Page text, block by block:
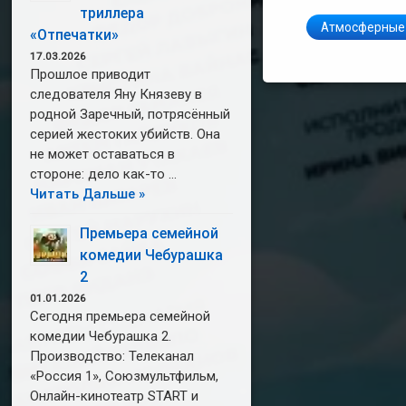
триллера
«Отпечатки»
17.03.2026
Прошлое приводит
следователя Яну Князеву в
родной Заречный, потрясённый
серией жестоких убийств. Она
не может оставаться в
стороне: дело как-то …
Читать Дальше »
Премьера семейной
комедии Чебурашка
2
01.01.2026
Сегодня премьера семейной
комедии Чебурашка 2.
Производство: Телеканал
«Россия 1», Союзмультфильм,
Онлайн-кинотеатр START и